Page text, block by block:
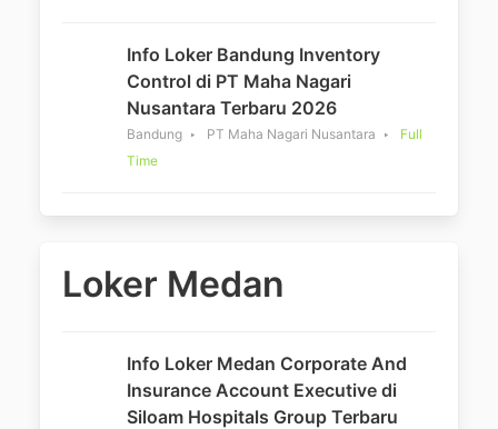
Info Loker Bandung Inventory
Control di PT Maha Nagari
Nusantara Terbaru 2026
Bandung PT Maha Nagari Nusantara
Full
Time
Loker Medan
Info Loker Medan Corporate And
Insurance Account Executive di
Siloam Hospitals Group Terbaru